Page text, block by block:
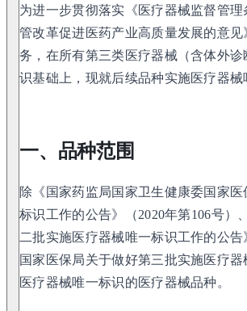
为进一步贯彻落实《医疗器械监督管
管改革促进医药产业高质量发展的意
务，在所有第三类医疗器械（含体外
识基础上，现就后续品种实施医疗器
一、品种范围
除《国家药监局国家卫生健康委国家
标识工作的公告》（2020年第106号
二批实施医疗器械唯一标识工作的公
国家医保局关于做好第三批实施医疗
医疗器械唯一标识的医疗器械品种。